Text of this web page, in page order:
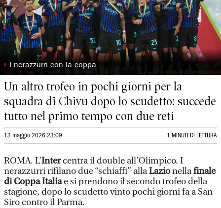
◗ I nerazzurri con la coppa
Un altro trofeo in pochi giorni per la
squadra di Chivu dopo lo scudetto: succede
tutto nel primo tempo con due reti
13 maggio 2026 23:09 1 MINUTI DI LETTURA
ROMA. L’Intercentra il double all’Olimpico. I
nerazzurri rifilano due “schiaffi” allaLazionellafinale
di Coppa Italiae si prendono il secondo trofeo della
stagione, dopo lo scudetto vinto pochi giorni fa a San
Siro contro il Parma.